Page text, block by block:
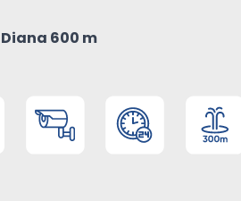
600 m